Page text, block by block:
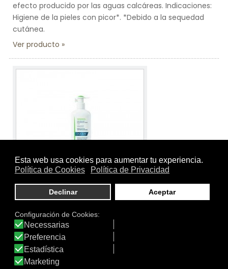
efecto producido por las aguas calcáreas. Indicaciones:
Higiene de la pieles con picor*. *Debido a la sequedad
cutánea.
Ver producto
Tamaño:400 ml.
Marca:
Ducray
Línea:
Sensinol Corporal
SENSINOL LECHE CORPORAL